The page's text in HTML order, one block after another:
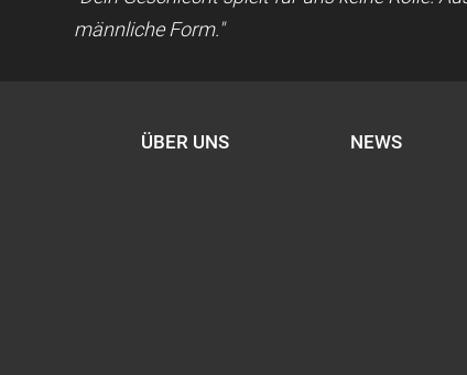
männliche Form."
ÜBER UNS NEWS